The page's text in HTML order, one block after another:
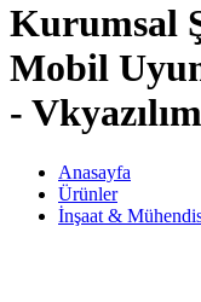
Kurumsal
Mobil
- Vkyazılım
Anasayfa
Ürünler
İnşaat &